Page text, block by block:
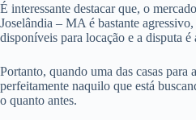
É interessante destacar que, o
Joselândia – MA é bastante
disponíveis para locação e a disputa é
Portanto, quando uma das casas para
perfeitamente naquilo que está
o quanto antes.